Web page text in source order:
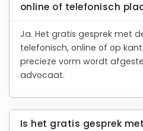
online of telefonisch
Ja. Het gratis gesprek met
telefonisch, online of op
precieze vorm wordt
advocaat.
Is het gratis gesprek